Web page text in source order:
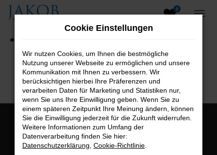
Zum
0
B2B-Shop
Öffnungszeiten:
Montag bis Freitag:
Cookie Einstellungen
Wir nutzen Cookies, um Ihnen die bestmögliche
Nutzung unserer Webseite zu ermöglichen und unsere
Kommunikation mit Ihnen zu verbessern. Wir
berücksichtigen hierbei Ihre Präferenzen und
verarbeiten Daten für Marketing und Statistiken nur,
wenn Sie uns Ihre Einwilligung geben. Wenn Sie zu
einem späteren Zeitpunkt Ihre Meinung ändern, können
Sie die Einwilligung jederzeit für die Zukunft widerrufen.
Weitere Informationen zum Umfang der
Datenverarbeitung finden Sie hier:
Datenschutzerklärung Cookie-Richtlinie